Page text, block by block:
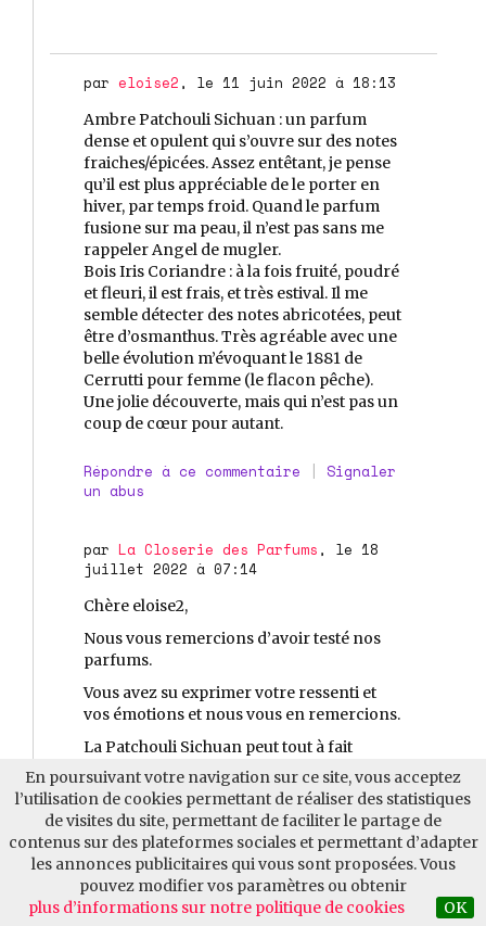
En poursuivant votre navigation sur ce site, vous acceptez
l’utilisation de cookies permettant de réaliser des statistiques
de visites du site, permettant de faciliter le partage de
contenus sur des plateformes sociales et permettant d’adapter
les annonces publicitaires qui vous sont proposées. Vous
pouvez modifier vos paramètres ou obtenir
plus d’informations sur notre politique de cookies
OK
par eloise2 , le 11 juin 2022 à 18:13
Ambre Patchouli Sichuan : un parfum
dense et opulent qui s’ouvre sur des notes
fraiches/épicées. Assez entêtant, je pense
qu’il est plus appréciable de le porter en
hiver, par temps froid. Quand le parfum
fusione sur ma peau, il n’est pas sans me
rappeler Angel de mugler.
Bois Iris Coriandre : à la fois fruité, poudré
et fleuri, il est frais, et très estival. Il me
semble détecter des notes abricotées, peut
être d’osmanthus. Très agréable avec une
belle évolution m’évoquant le 1881 de
Cerrutti pour femme (le flacon pêche).
Une jolie découverte, mais qui n’est pas un
coup de cœur pour autant.
Répondre à ce commentaire | Signaler
un abus
par La Closerie des Parfums , le 18
juillet 2022 à 07:14
Chère eloise2,
Nous vous remercions d’avoir testé nos
parfums.
Vous avez su exprimer votre ressenti et
vos émotions et nous vous en remercions.
La Patchouli Sichuan peut tout à fait
comme vous l’avez si bien dit, se porter
par des temps plus froids de par son
aspect chaud de l’orgue oriental et
réconfortant avec un patchouli opulent de
La Closerie des Parfums se tient à votre
entière disposition pour échanger :